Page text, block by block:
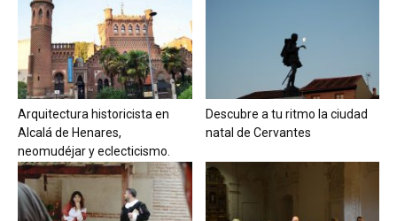
Arquitectura historicista en
Alcalá de Henares,
neomudéjar y eclecticismo.
Descubre a tu ritmo la ciudad
natal de Cervantes